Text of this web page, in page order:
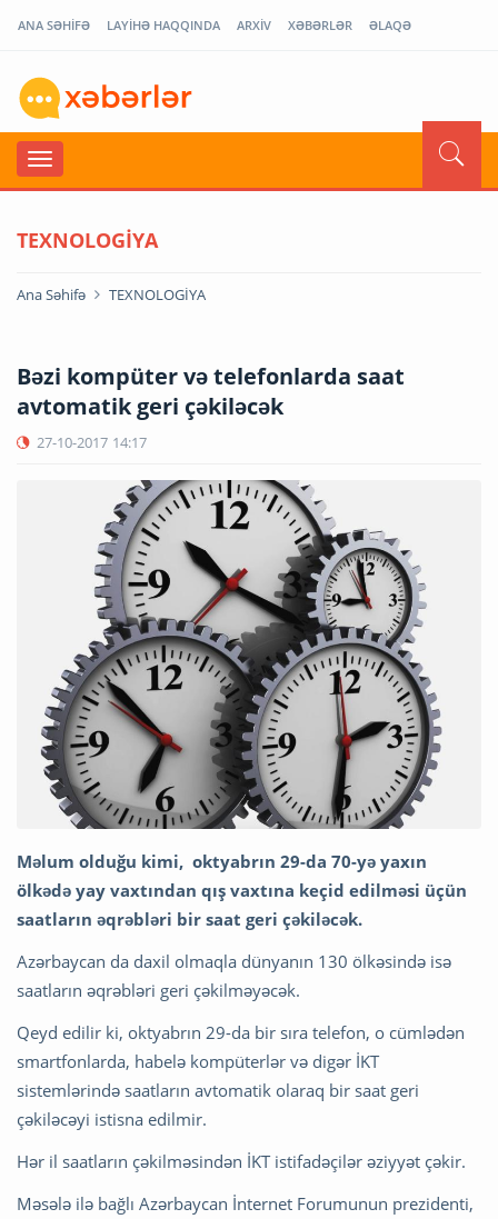
ANA SƏHİFƏ LAYİHƏ HAQQINDA ARXİV XƏBƏRLƏR ƏLAQƏ
TEXNOLOGİYA
Ana Səhifə TEXNOLOGİYA
Bəzi kompüter və telefonlarda saat
avtomatik geri çəkiləcək
27-10-2017 14:17
Məlum olduğu kimi, oktyabrın 29-da 70-yə yaxın
ölkədə yay vaxtından qış vaxtına keçid edilməsi üçün
saatların əqrəbləri bir saat geri çəkiləcək.
Azərbaycan da daxil olmaqla dünyanın 130 ölkəsində isə
saatların əqrəbləri geri çəkilməyəcək.
Qeyd edilir ki, oktyabrın 29-da bir sıra telefon, o cümlədən
smartfonlarda, habelə kompüterlər və digər İKT
sistemlərində saatların avtomatik olaraq bir saat geri
çəkiləcəyi istisna edilmir.
Hər il saatların çəkilməsindən İKT istifadəçilər əziyyət çəkir.
Məsələ ilə bağlı Azərbaycan İnternet Forumunun prezidenti,